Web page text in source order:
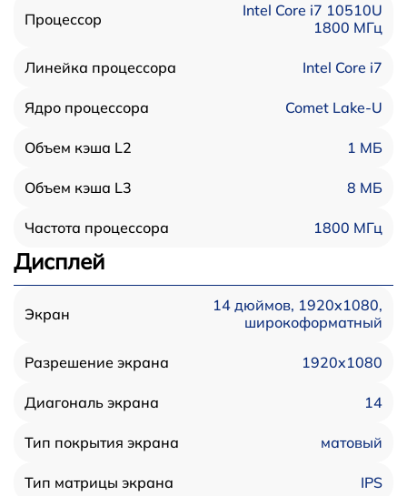
Процессор
Intel Core i7 10510U
1800 МГц
Линейка процессора Intel Core i7
Ядро процессора Comet Lake-U
Объем кэша L2 1 МБ
Объем кэша L3 8 МБ
Частота процессора 1800 МГц
Дисплей
Экран
14 дюймов, 1920x1080,
широкоформатный
Разрешение экрана 1920x1080
Диагональ экрана 14
Тип покрытия экрана матовый
Тип матрицы экрана IPS